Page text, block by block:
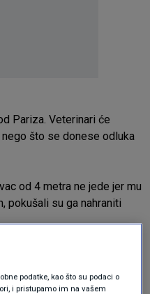
Pariza. Veterinari će
što se donese odluka
od 4 metra ne jede jer mu
pokušali su ga nahraniti
rekla je novinarima
podatke, kao što su podaci o
i pristupamo im na vašem